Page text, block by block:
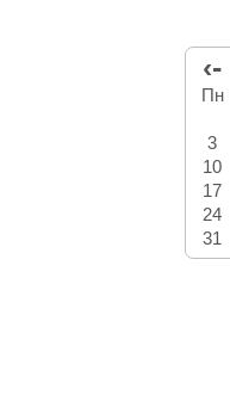
‹-
Пн
3
10
17
24
31